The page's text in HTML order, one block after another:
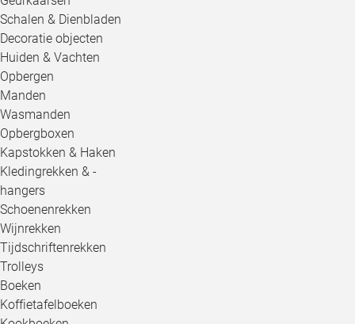
Schalen & Dienbladen
Decoratie objecten
Huiden & Vachten
Opbergen
Manden
Wasmanden
Opbergboxen
Kapstokken & Haken
Kledingrekken & -
hangers
Schoenenrekken
Wijnrekken
Tijdschriftenrekken
Trolleys
Boeken
Koffietafelboeken